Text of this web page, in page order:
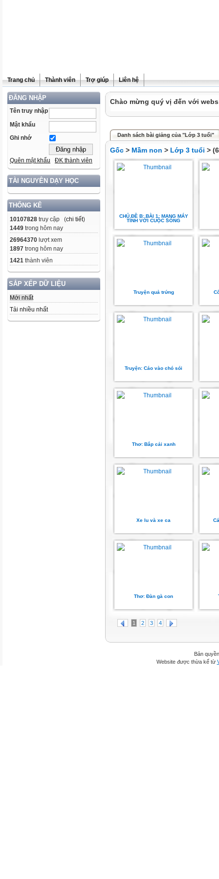
Trang chủ Thành viên Trợ giúp Liên hệ
ĐĂNG NHẬP
Tên truy nhập
Mật khẩu
Ghi nhớ
Quên mật khẩu ĐK thành viên
TÀI NGUYÊN DẠY HỌC
THỐNG KÊ
10107828 truy cập (chi tiết)
1449 trong hôm nay
26964370 lượt xem
1897 trong hôm nay
1421 thành viên
SẮP XẾP DỮ LIỆU
Mới nhất
Tải nhiều nhất
Chào mừng quý vị đến với
Danh sách bài giảng của "Lớp 3 tuổi"
Gốc > Mầm non > Lớp 3 tuổi >
CHỦ ĐỀ B: BÀI 1: MẠNG MÁY
TÍNH VỚI CUỘC SỐNG
Truyện quả trứng
Truyện: Cáo vào chó sói
Thơ: Bắp cải xanh
Xe lu và xe ca
Thơ: Đàn gà con
1 2 3 4
Bản
Website được thừa kế từ